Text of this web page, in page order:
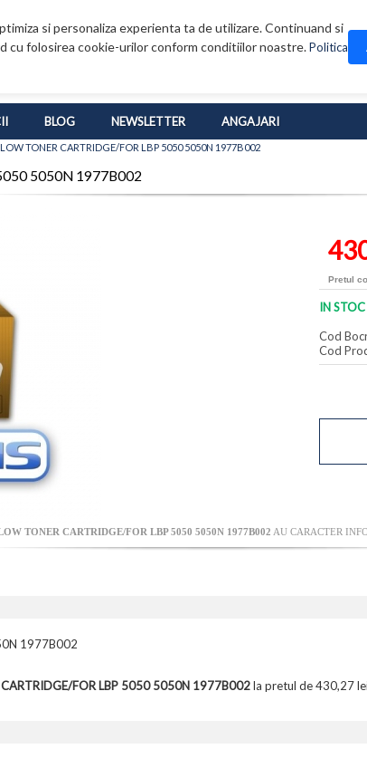
si personaliza experienta ta de utilizare. Continuand si
cu folosirea cookie-urilor conform conditiilor noastre.Politica
BLOG NEWSLETTER ANGAJARI
TONER CARTRIDGE/FOR LBP 5050 5050N 1977B002
5050N 1977B002
Pretul
IN
Cod
Cod
TONER CARTRIDGE/FOR LBP 5050 5050N 1977B002 AU CARACTER
1977B002
FOR LBP 5050 5050N 1977B002la pretul de 430,27